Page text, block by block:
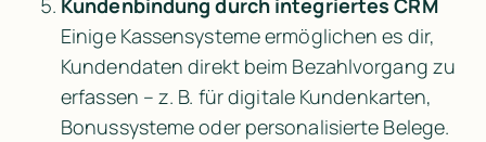
Kundenbindung durch integriertes CRM
Einige Kassensysteme ermöglichen es dir,
Kundendaten direkt beim Bezahlvorgang zu
erfassen – z. B. für digitale Kundenkarten,
Bonussysteme oder personalisierte Belege.